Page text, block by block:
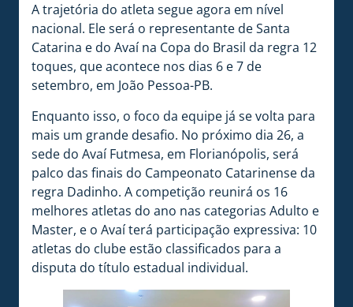
A trajetória do atleta segue agora em nível
nacional. Ele será o representante de Santa
Catarina e do Avaí na Copa do Brasil da regra 12
toques, que acontece nos dias 6 e 7 de
setembro, em João Pessoa-PB.
Enquanto isso, o foco da equipe já se volta para
mais um grande desafio. No próximo dia 26, a
sede do Avaí Futmesa, em Florianópolis, será
palco das finais do Campeonato Catarinense da
regra Dadinho. A competição reunirá os 16
melhores atletas do ano nas categorias Adulto e
Master, e o Avaí terá participação expressiva: 10
atletas do clube estão classificados para a
disputa do título estadual individual.